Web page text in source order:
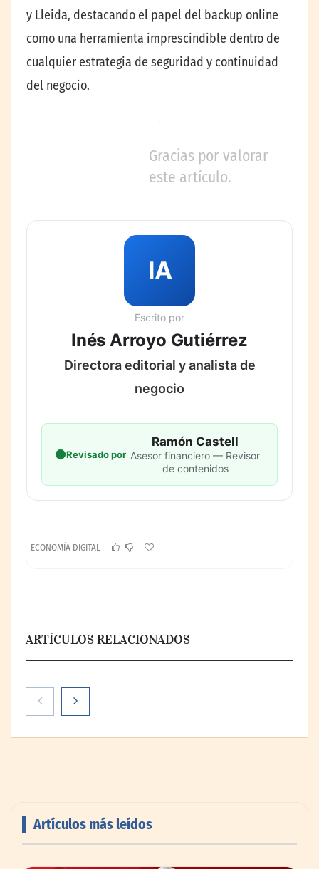
y Lleida, destacando el papel del backup online
como una herramienta imprescindible dentro de
cualquier estrategia de seguridad y continuidad
del negocio.
Gracias por valorar
este artículo.
IA
Escrito por
Inés Arroyo Gutiérrez
Directora editorial y analista de
negocio
Revisado por
Ramón Castell
Asesor financiero — Revisor
de contenidos
ECONOMÍA DIGITAL
ARTÍCULOS RELACIONADOS
Artículos más leídos